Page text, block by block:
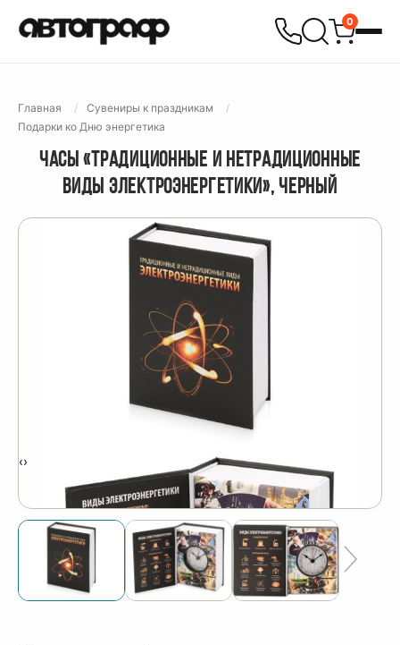
0
Главная
Сувениры к праздникам
Подарки ко Дню энергетика
ЧАСЫ «ТРАДИЦИОННЫЕ И НЕТРАДИЦИОННЫЕ
ВИДЫ ЭЛЕКТРОЭНЕРГЕТИКИ», ЧЕРНЫЙ
‹›